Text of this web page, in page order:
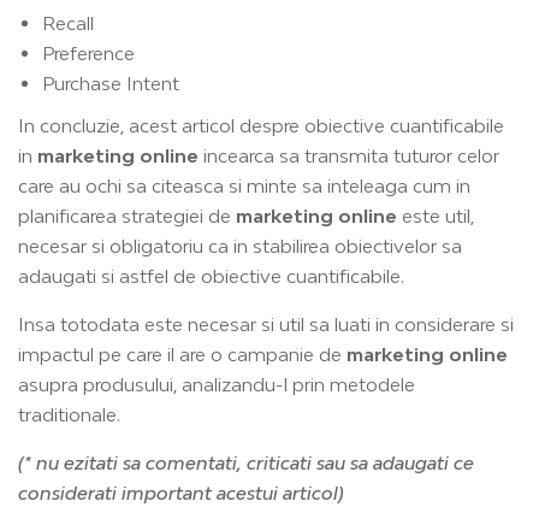
Recall
Preference
Purchase Intent
In concluzie, acest articol despre obiective cuantificabile
in marketing online incearca sa transmita tuturor celor
care au ochi sa citeasca si minte sa inteleaga cum in
planificarea strategiei de marketing online este util,
necesar si obligatoriu ca in stabilirea obiectivelor sa
adaugati si astfel de obiective cuantificabile.
Insa totodata este necesar si util sa luati in considerare si
impactul pe care il are o campanie de marketing online
asupra produsului, analizandu-l prin metodele
traditionale.
(* nu ezitati sa comentati, criticati sau sa adaugati ce
considerati important acestui articol)